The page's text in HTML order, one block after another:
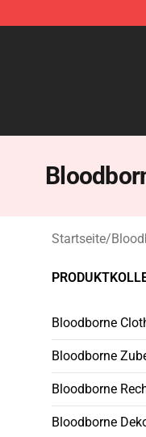
Startseite/
Bloodborne
Bloodborne
Bloodborne
Bloodborne